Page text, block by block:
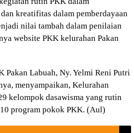
kreatifitas dalam pemberdayaan
nilai tambah dalam penilaian
website PKK kelurahan Pakan
Pakan Labuah, Ny. Yelmi Reni Putri
menyampaikan, Kelurahan
kelompok dasawisma yang rutin
program pokok PKK. (Aul)